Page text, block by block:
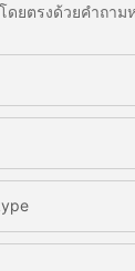
ดยตรงด้วยคำถา